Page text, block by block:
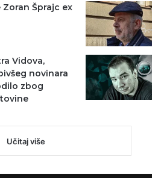
Šprajc ex
Vidova,
novinara
zbog
Učitaj više